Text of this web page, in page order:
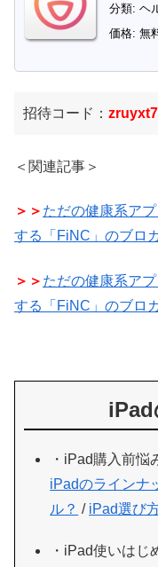
分類: ヘ
価格: 無
招待コード：
＜関連記事＞
＞＞ ただの健康系ア
する「FiNC」のブロ
＞＞ ただの健康系ア
する「FiNC」のブロ
iPad
・iPad購入前悩
iPadのラインナ
ル？ / iPad選び
・iPad使いはじ